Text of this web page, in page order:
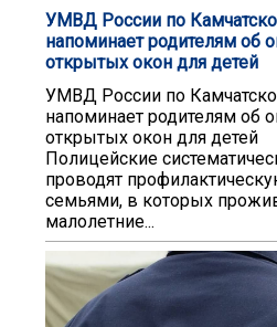
УМВД России по
напоминает родителям об
открытых окон для детей
УМВД России по
напоминает родителям об
открытых окон для детей
Полицейские
проводят
семьями, в которых
малолетние...